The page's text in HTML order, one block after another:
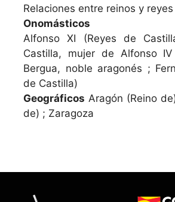
Relaciones entre reinos y reyes
Onomásticos
Alfonso XI (Reyes de
Castilla, mujer de Alfonso
Bergua, noble aragonés ;
de Castilla)
Geográficos Aragón (Reino
de) ; Zaragoza